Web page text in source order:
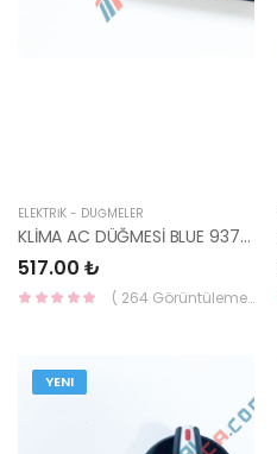
ELEKTRİK - DÜĞMELER
KLİMA AC DÜĞMESİ BLUE 93720-1R0004X-HMC
517.00 ₺
( 264 Görüntüleme )
YENI